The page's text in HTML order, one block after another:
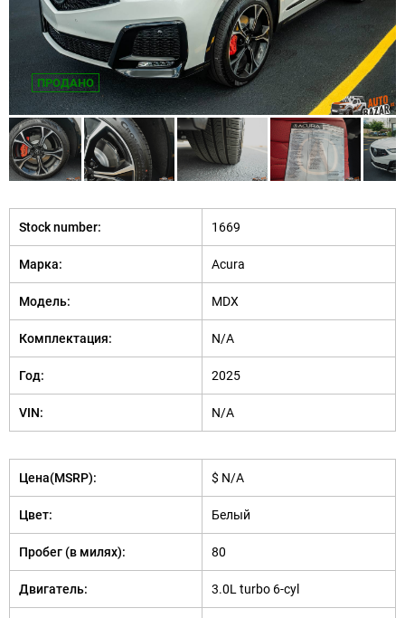
ПРОДАНО
Stock number: 1669
Марка: Acura
Модель: MDX
Комплектация: N/A
Год: 2025
VIN: N/A
Цена(MSRP): $ N/A
Цвет: Белый
Пробег (в милях): 80
Двигатель: 3.0L turbo 6-cyl